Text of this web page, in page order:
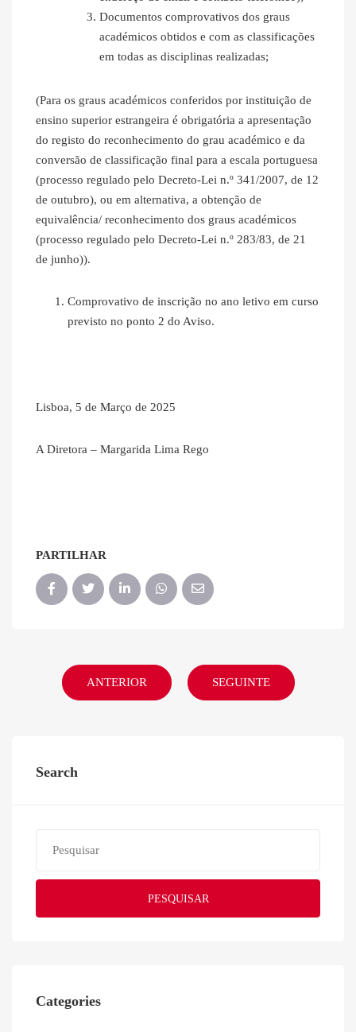
Documentos comprovativos dos graus
académicos obtidos e com as classificações
em todas as disciplinas realizadas;
(Para os graus académicos conferidos por instituição de
ensino superior estrangeira é obrigatória a apresentação
do registo do reconhecimento do grau académico e da
conversão de classificação final para a escala portuguesa
(processo regulado pelo Decreto-Lei n.º 341/2007, de 12
de outubro), ou em alternativa, a obtenção de
equivalência/ reconhecimento dos graus académicos
(processo regulado pelo Decreto-Lei n.º 283/83, de 21
de junho)).
Comprovativo de inscrição no ano letivo em curso
previsto no ponto 2 do Aviso.
Lisboa, 5 de Março de 2025
A Diretora – Margarida Lima Rego
PARTILHAR
ANTERIOR SEGUINTE
Search
PESQUISAR
Categories